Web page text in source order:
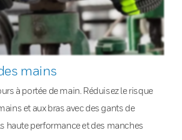
mains
à portée de main. Réduisez le risque
et aux bras avec des gants de
haute performance et des manches